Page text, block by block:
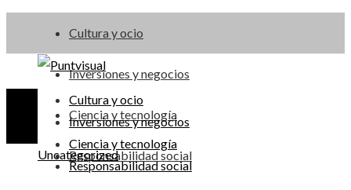
Cultura y ocio
Inversiones y negocios
Ciencia y tecnología
Responsabilidad social
Cultura y ocio
Inversiones y negocios
Ciencia y tecnología
Responsabilidad social
Uncategorized